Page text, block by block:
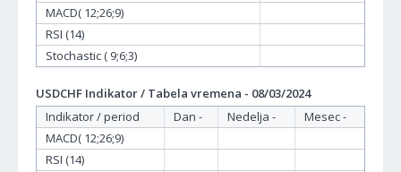
MACD( 12;26;9)
RSI (14)
Stochastic ( 9;6;3)
USDCHF Indikator / Tabela vremena - 08/03/2024
Indikator / period
Dan - Nedelja -
Mesec -
MACD( 12;26;9)
RSI (14)